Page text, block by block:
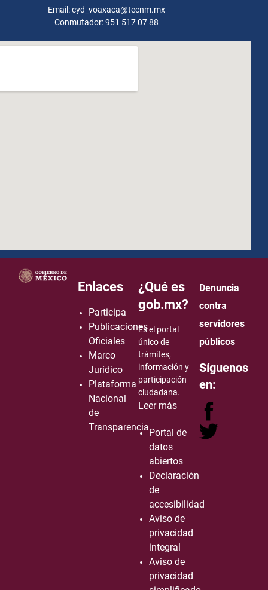
Email: cyd_voaxaca@tecnm.mx
Conmutador: 951 517 07 88
how to embed google map in website
Enlaces
Participa
Publicaciones
Oficiales
Marco
Jurídico
Plataforma
Nacional
de
Transparencia
¿Qué es
gob.mx?
Es el portal
único de
trámites,
información y
participación
ciudadana.
Leer más
Portal de
datos
abiertos
Declaración
de
accesibilidad
Aviso de
privacidad
integral
Aviso de
privacidad
Denuncia
contra
servidores
públicos
Síguenos
en: